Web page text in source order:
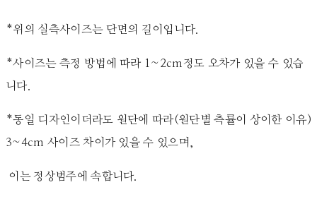
*위의 실측사이즈는 단면의 길이입니다.
*사이즈는 측정 방법에 따라 1~2cm정도 오차가 있을 수 있습
니다.
*동일 디자인이더라도 원단에 따라(원단별 측률이 상이한 이유)
3~4cm 사이즈 차이가 있을 수 있으며,
이는 정상범주에 속합니다.